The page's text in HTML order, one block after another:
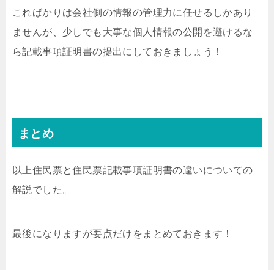
こればかりは会社側の情報の管理力に任せるしかあり
ませんが、少しでも大事な個人情報の公開を避けるな
ら記載事項証明書の提出にしておきましょう！
まとめ
以上住民票と住民票記載事項証明書の違いについての
解説でした。
最後になりますが要点だけをまとめておきます！